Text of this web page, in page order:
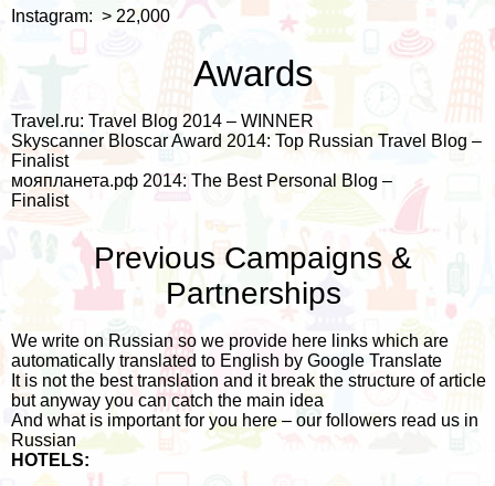
Instagram: > 22,000
Awards
Travel.ru: Travel Blog 2014 – WINNER
Skyscanner Bloscar Award 2014: Top Russian Travel Blog –
Finalist
мояпланета.рф 2014: The Best Personal Blog –
Finalist
Previous Campaigns &
Partnerships
We write on Russian so we provide here links which are
automatically translated to English by Google Translate
It is not the best translation and it break the structure of article
but anyway you can catch the main idea
And what is important for you here – our followers read us in
Russian
HOTELS: